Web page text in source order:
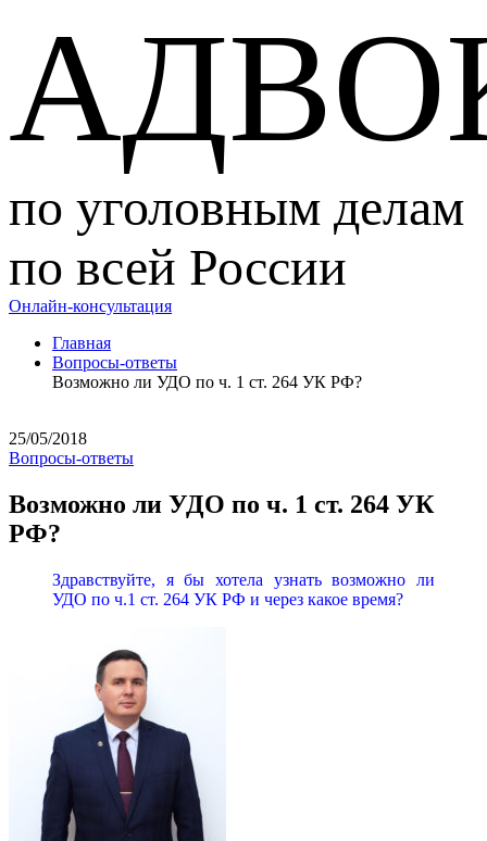
по уголовным делам
по всей России
Онлайн-консультация
Главная
Вопросы-ответы
Возможно ли УДО по ч. 1 ст. 264 УК РФ?
25/05/2018
Вопросы-ответы
Возможно ли УДО по ч. 1 ст. 264 УК
РФ?
Здравствуйте, я бы хотела узнать возможно ли
УДО по ч.1 ст. 264 УК РФ и через какое время?